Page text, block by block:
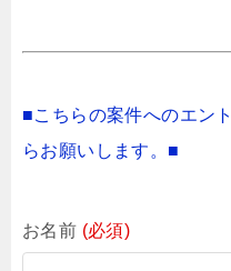
■こちらの案件へのエン
らお願いします。■
お名前 (必須)